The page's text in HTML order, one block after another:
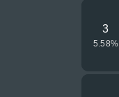
3
5.58%